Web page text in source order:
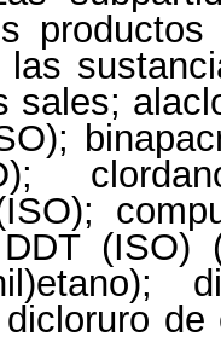
(ISO)
dicloruro de